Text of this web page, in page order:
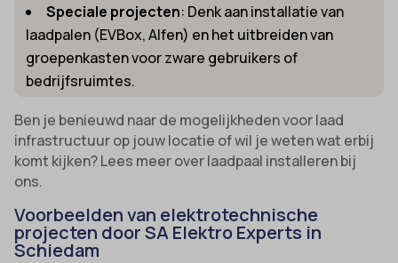
Speciale projecten: Denk aan installatie van
laadpalen (EVBox, Alfen) en het uitbreiden van
groepenkasten voor zware gebruikers of
bedrijfsruimtes.
Ben je benieuwd naar de mogelijkheden voor laad
infrastructuur op jouw locatie of wil je weten wat erbij
komt kijken? Lees meer over laadpaal installeren bij
ons.
Voorbeelden van elektrotechnische
projecten door SA Elektro Experts in
Schiedam